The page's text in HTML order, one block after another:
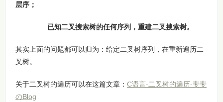
层序；
已知二叉搜索树的任何序列，重建二叉搜索树。
其实上面的问题都可以归为：给定二叉树序列，在重新遍历二
叉树。
关于二叉树的遍历可以在这篇文章： C语言-二叉树的遍历-斐斐
のBlog